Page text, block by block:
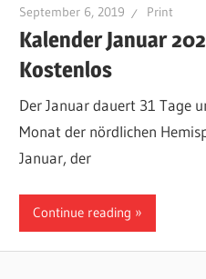
September 6, 2019 Print
Kalender Januar
Kostenlos
Der Januar dauert 31 Tage
Monat der nördlichen
Januar, der
Continue reading